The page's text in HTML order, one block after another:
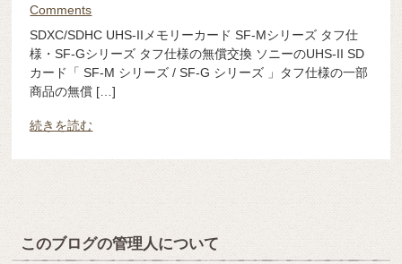
Comments
SDXC/SDHC UHS-IIメモリーカード SF-Mシリーズ タフ仕
様・SF-Gシリーズ タフ仕様の無償交換 ソニーのUHS-II SD
カード「 SF-M シリーズ / SF-G シリーズ 」タフ仕様の一部
商品の無償 […]
続きを読む
このブログの管理人について